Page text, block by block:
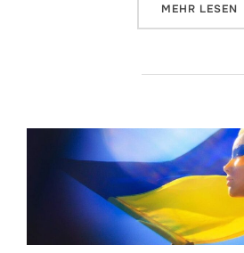
MEHR ÜBER
LESEN